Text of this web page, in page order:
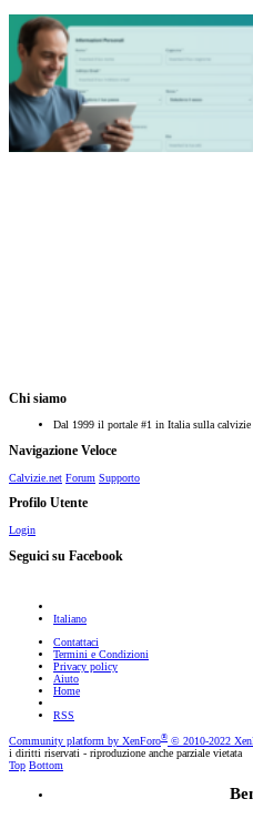
Chi siamo
Dal 1999 il portale #1 in Italia sulla calvizie
Navigazione Veloce
Calvizie.net Forum Supporto
Profilo Utente
Login
Seguici su Facebook
Italiano
Contattaci
Termini e Condizioni
Privacy policy
Aiuto
Home
RSS
Community platform by XenForo® © 2010-2022
i diritti riservati - riproduzione anche parziale vietata
Top Bottom